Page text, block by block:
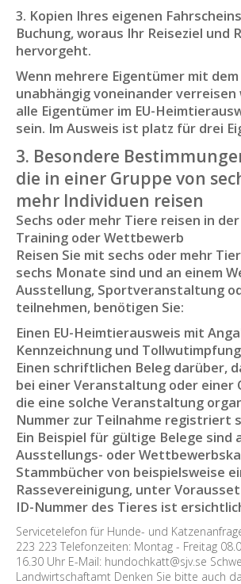
3. Kopien Ihres eigenen
Buchung, woraus Ihr Reiseziel und
hervorgeht.
Wenn mehrere Eigentümer mit
unabhängig voneinander verreisen
alle Eigentümer im EU-
sein. Im Ausweis ist platz für drei
3. Besondere
die in einer Gruppe von
mehr Individuen reisen
Sechs oder mehr Tiere reisen in
Training oder Wettbewerb
Reisen Sie mit sechs oder mehr
sechs Monate sind und an einem
Ausstellung, Sportveranstaltung
teilnehmen, benötigen Sie:
Einen EU-Heimtierausweis mit
Kennzeichnung und
Einen schriftlichen Beleg darüber,
bei einer Veranstaltung oder einer
die eine solche Veranstaltung
Nummer zur Teilnahme registriert
Ein Beispiel für gültige Belege sind
Ausstellungs- oder
Stammbücher von beispielsweise
Rassevereinigung, unter
ID-Nummer des Tieres ist
Servicetelefon für Hunde- und
223 223 Telefonzeiten: Montag - Freitag
16.30 Uhr E-Mail: hundochkatt@sjv.se
Landwirtschaftamt Denken Sie bitte auch